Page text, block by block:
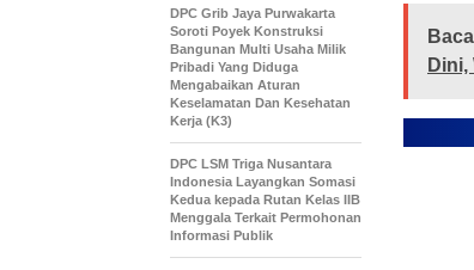
DPC Grib Jaya Purwakarta
Soroti Poyek Konstruksi
Bangunan Multi Usaha Milik
Pribadi Yang Diduga
Mengabaikan Aturan
Keselamatan Dan Kesehatan
Kerja (K3)
DPC LSM Triga Nusantara
Indonesia Layangkan Somasi
Kedua kepada Rutan Kelas IIB
Menggala Terkait Permohonan
Informasi Publik